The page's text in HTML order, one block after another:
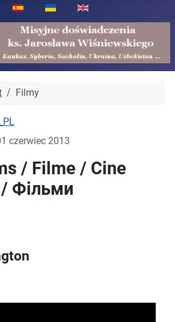
Filmy
czerwiec 2013
/ Filme / Cine
Фільми